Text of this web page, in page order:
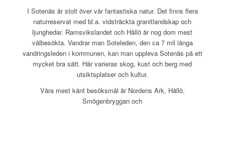
I Sotenäs är stolt över vår fantastiska natur. Det finns flera
naturreservat med bl.a. vidsträckta granitlandskap och
ljunghedar. Ramsvikslandet och Hållö är nog dom mest
välbesökta. Vandrar man Soteleden, den ca 7 mil långa
vandringsleden i kommunen, kan man uppleva Sotenäs på ett
mycket bra sätt. Här varieras skog, kust och berg med
utsiktsplatser och kultur.
Våra mest känt besöksmål är Nordens Ark, Hållö,
Smögenbryggan och